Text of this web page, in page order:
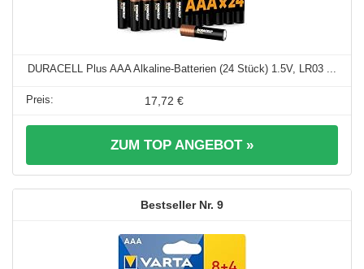
DURACELL Plus AAA Alkaline-Batterien (24 Stück) 1.5V, LR03 ...
17,72 €
ZUM TOP ANGEBOT »
9